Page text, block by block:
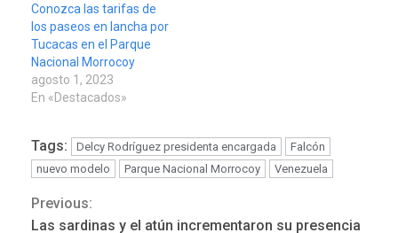
Conozca las tarifas de
los paseos en lancha por
Tucacas en el Parque
Nacional Morrocoy
agosto 1, 2023
En «Destacados»
Tags: Delcy Rodríguez presidenta encargada
Falcón
nuevo modelo
Parque Nacional Morrocoy Venezuela
Continue
Previous:
Las sardinas y el atún incrementaron su presencia